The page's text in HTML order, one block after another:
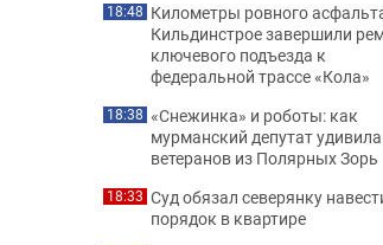
18:48 Километры ровного
Кильдинстрое завершили
ключевого подъезда к
федеральной трассе «Кола»
18:38 «Снежинка» и роботы: как
мурманский депутат удивила
ветеранов из Полярных Зорь
18:33 Суд обязал северянку
порядок в квартире